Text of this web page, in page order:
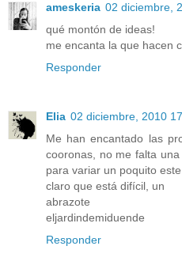
ameskeria 02 diciembre,
qué montón de ideas!
me encanta la que hacen
Responder
Elia 02 diciembre, 2010
Me han encantado las
cooronas, no me falta
para variar un poquito este
claro que está difícil, un
abrazote
eljardindemiduende
Responder